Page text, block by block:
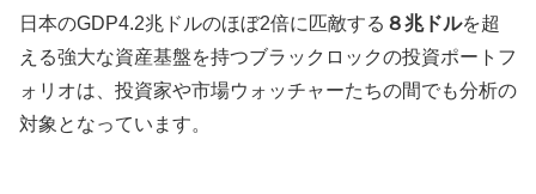
日本のGDP4.2兆ドルのほぼ2倍に匹敵する ８兆ドルを超
える強大な資産基盤を持つブラックロックの投資ポートフ
ォリオは、投資家や市場ウォッチャーたちの間でも分析の
対象となっています。